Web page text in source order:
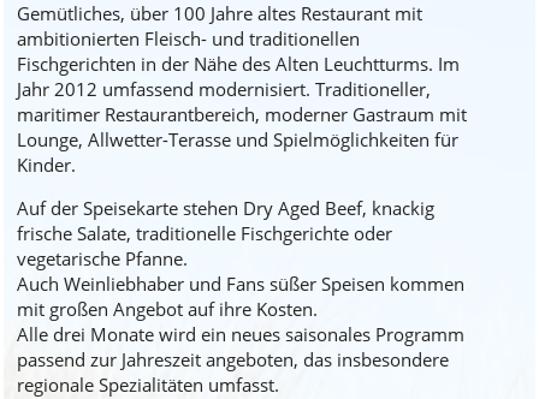
Gemütliches, über 100 Jahre altes Restaurant mit
ambitionierten Fleisch- und traditionellen
Fischgerichten in der Nähe des Alten Leuchtturms. Im
Jahr 2012 umfassend modernisiert. Traditioneller,
maritimer Restaurantbereich, moderner Gastraum mit
Lounge, Allwetter-Terasse und Spielmöglichkeiten für
Kinder.
Auf der Speisekarte stehen Dry Aged Beef, knackig
frische Salate, traditionelle Fischgerichte oder
vegetarische Pfanne.
Auch Weinliebhaber und Fans süßer Speisen kommen
mit großen Angebot auf ihre Kosten.
Alle drei Monate wird ein neues saisonales Programm
passend zur Jahreszeit angeboten, das insbesondere
regionale Spezialitäten umfasst.